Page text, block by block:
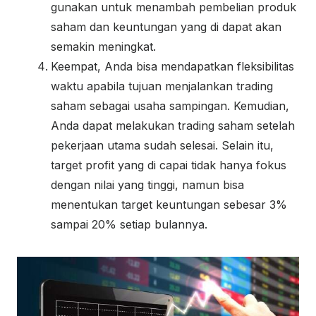
gunakan untuk menambah pembelian produk
saham dan keuntungan yang di dapat akan
semakin meningkat.
Keempat, Anda bisa mendapatkan fleksibilitas
waktu apabila tujuan menjalankan trading
saham sebagai usaha sampingan. Kemudian,
Anda dapat melakukan trading saham setelah
pekerjaan utama sudah selesai. Selain itu,
target profit yang di capai tidak hanya fokus
dengan nilai yang tinggi, namun bisa
menentukan target keuntungan sebesar 3%
sampai 20% setiap bulannya.